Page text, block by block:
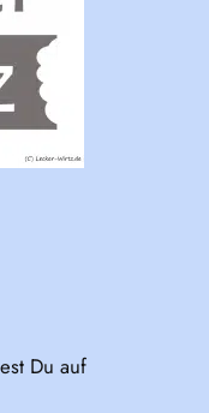
Du auf